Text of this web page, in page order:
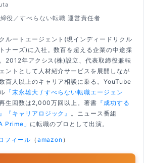
役／すべらない転職 運営責任者
ルートエージェント(現インディードリクル
ナーズ)に入社。数百を超える企業の中途採
2012年アクシス(株)設立、代表取締役兼転
ントとして人材紹介サービスを展開しなが
百人以上のキャリア相談に乗る。YouTube
「末永雄大 / すべらない転職エージェン
生回数は2,000万回以上。著書 『成功する
『キャリアロジック』
。ニュース番組
Prime」 に転職のプロとして出演。
フィール （ amazon ）